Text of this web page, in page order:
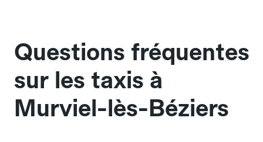
Questions fréquentes
sur les taxis à
Murviel-lès-Béziers